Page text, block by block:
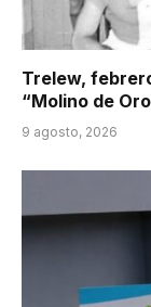
Trelew,
“Molino de
9 agosto, 2026